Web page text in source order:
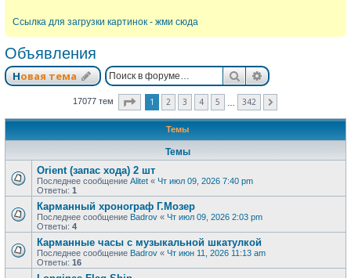
Ссылка для загрузки картинок - жми сюда
Объявления
Новая тема ПоискРасширенный
17077 тем Страница из 342
1 2 3 4 5 342
Темы
Темы
Orient (запас хода) 2 шт
Последнее сообщение Alitet « Чт июл 09, 2026 7:40 pm
Ответы: 1
Карманный хронограф Г.Мозер
Последнее сообщение Badrov « Чт июл 09, 2026 2:03 pm
Ответы: 4
Карманные часы с музыкальной шкатулкой
Последнее сообщение Badrov « Чт июн 11, 2026 11:13 am
Ответы: 16